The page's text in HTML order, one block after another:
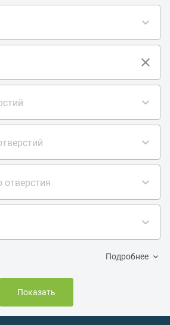
отверстия
Подробнее
Показать